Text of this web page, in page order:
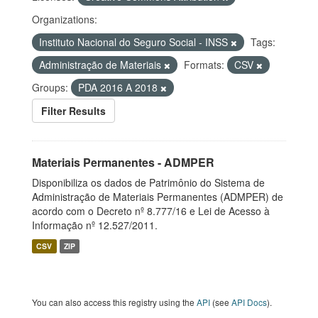
Organizations:
Instituto Nacional do Seguro Social - INSS
Tags:
Administração de Materiais
Formats:
CSV
Groups:
PDA 2016 A 2018
Filter Results
Materiais Permanentes - ADMPER
Disponibiliza os dados de Patrimônio do Sistema de
Administração de Materiais Permanentes (ADMPER) de
acordo com o Decreto nº 8.777/16 e Lei de Acesso à
Informação nº 12.527/2011.
CSV ZIP
You can also access this registry using the API (see API Docs).